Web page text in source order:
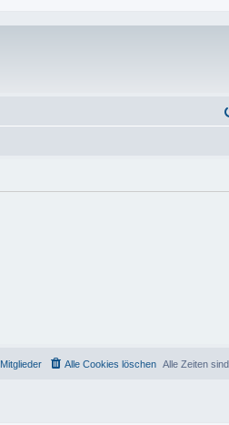
Alle Zeiten sind
Alle Cookies löschen
Mitglieder